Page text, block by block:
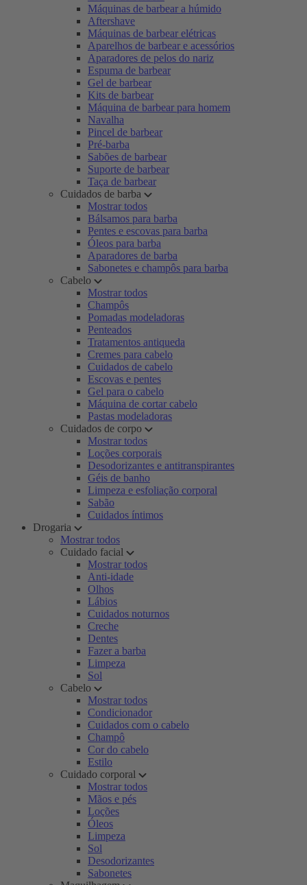
Máquinas de barbear a húmido
Aftershave
Máquinas de barbear elétricas
Aparelhos de barbear e acessórios
Aparadores de pelos do nariz
Espuma de barbear
Gel de barbear
Kits de barbear
Máquina de barbear para homem
Navalha
Pincel de barbear
Pré-barba
Sabões de barbear
Suporte de barbear
Taça de barbear
Cuidados de barba
Mostrar todos
Bálsamos para barba
Pentes e escovas para barba
Óleos para barba
Aparadores de barba
Sabonetes e champôs para barba
Cabelo
Mostrar todos
Champôs
Pomadas modeladoras
Penteados
Tratamentos antiqueda
Cremes para cabelo
Cuidados de cabelo
Escovas e pentes
Gel para o cabelo
Máquina de cortar cabelo
Pastas modeladoras
Cuidados de corpo
Mostrar todos
Loções corporais
Desodorizantes e antitranspirantes
Géis de banho
Limpeza e esfoliação corporal
Sabão
Cuidados íntimos
Drogaria
Mostrar todos
Cuidado facial
Mostrar todos
Anti-idade
Olhos
Lábios
Cuidados noturnos
Creche
Dentes
Fazer a barba
Limpeza
Sol
Cabelo
Mostrar todos
Condicionador
Cuidados com o cabelo
Champô
Cor do cabelo
Estilo
Cuidado corporal
Mostrar todos
Mãos e pés
Loções
Óleos
Limpeza
Sol
Desodorizantes
Sabonetes